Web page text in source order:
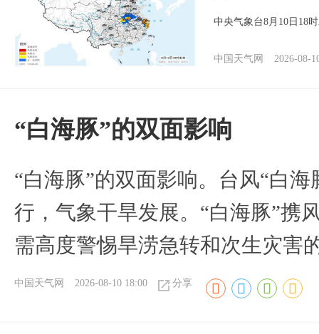
中央气象台8月10日18
中国天气网 2026-08-
​“白海豚”的双面影响
​“白海豚”的双面影响。台风“白
行，气象干旱发展。“白海豚”携
需高度警惕旱涝急转和次生灾害
中国天气网 2026-08-10 18:00 分享